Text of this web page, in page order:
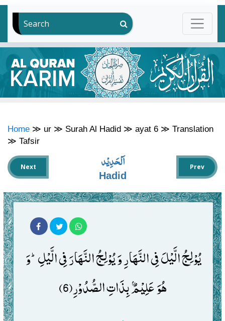
Search
Home ≫ ur ≫ Surah Al Hadid ≫ ayat 6 ≫ Translation
≫ Tafsir
Prev اَلْحَدِيْد
Hadid
Next
هُوَ عَلِیْمٌۢ بِذَاتِ الصُّدُوْرِ(6)